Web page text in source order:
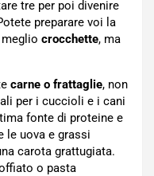
tre per poi divenire
preparare voi la
crocchette, ma
carne o frattaglie, non
per i cuccioli e i cani
fonte di proteine e
le uova e grassi
carota grattugiata.
o pasta